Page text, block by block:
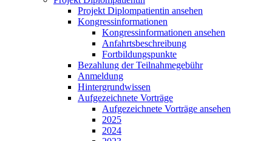
Projekt Diplompatientin ansehen
Kongressinformationen
Kongressinformationen ansehen
Anfahrtsbeschreibung
Fortbildungspunkte
Bezahlung der Teilnahmegebühr
Anmeldung
Hintergrundwissen
Aufgezeichnete Vorträge
Aufgezeichnete Vorträge ansehen
2025
2024